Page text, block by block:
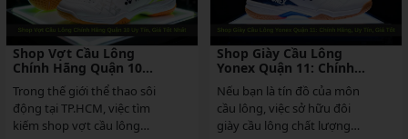
Shop Vợt Cầu Lông
Chính Hãng Quận 10
Uy Tín, Giá Tốt Nhất
Trong thế giới thể thao sôi
động tại TP.HCM, việc tìm
kiếm shop vợt cầu lông
Shop Giày Cầu Lông
Yonex Quận 11: Chính
Hãng, Uy Tín, Giá Tốt
Nếu bạn là tín đồ của môn
cầu lông, việc sở hữu đôi
giày cầu lông chất lượng